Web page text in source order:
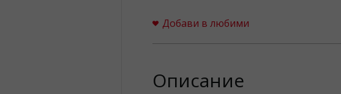
Добави в любими
Описание